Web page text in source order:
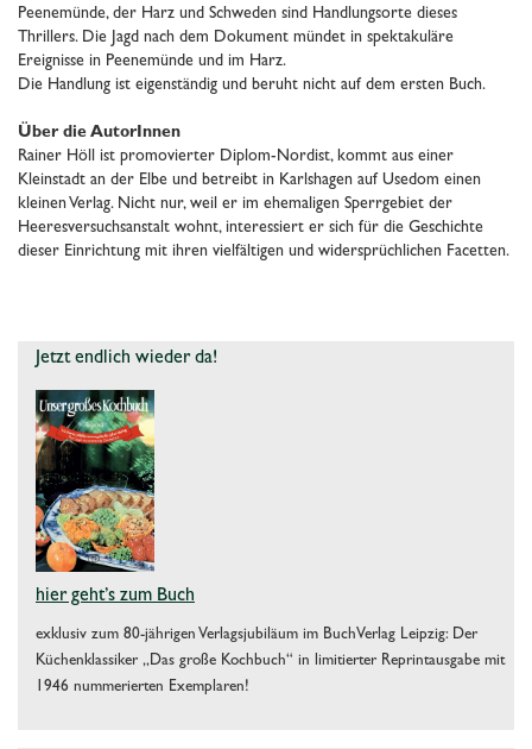
Peenemünde, der Harz und Schweden sind Handlungsorte dieses
Thrillers. Die Jagd nach dem Dokument mündet in spektakuläre
Ereignisse in Peenemünde und im Harz.
Die Handlung ist eigenständig und beruht nicht auf dem ersten Buch.
Über die AutorInnen
Rainer Höll ist promovierter Diplom-Nordist, kommt aus einer
Kleinstadt an der Elbe und betreibt in Karlshagen auf Usedom einen
kleinen Verlag. Nicht nur, weil er im ehemaligen Sperrgebiet der
Heeresversuchsanstalt wohnt, interessiert er sich für die Geschichte
dieser Einrichtung mit ihren vielfältigen und widersprüchlichen Facetten.
Jetzt endlich wieder da!
hier geht’s zum Buch
exklusiv zum 80-jährigen Verlagsjubiläum im BuchVerlag Leipzig: Der
Küchenklassiker „Das große Kochbuch“ in limitierter Reprintausgabe mit
1946 nummerierten Exemplaren!